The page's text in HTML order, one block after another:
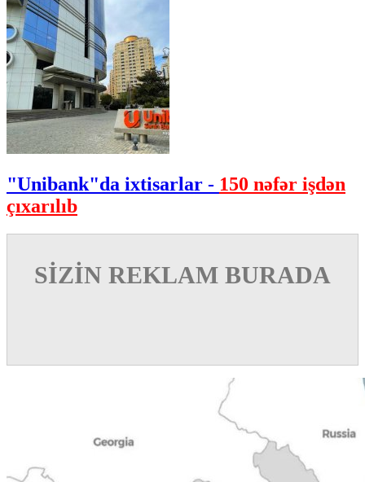
"Unibank"da ixtisarlar - 150 nəfər işdən
çıxarılıb
SİZİN REKLAM BURADA